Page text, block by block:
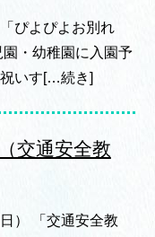
ぴよぴよお別れ
・幼稚園に入園予
いす[…続き]
交通安全教
） 「交通安全教